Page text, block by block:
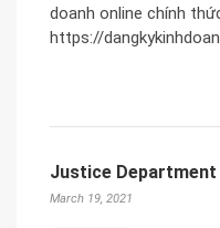
doanh online chính
https://
Justice Department
March 19, 2021